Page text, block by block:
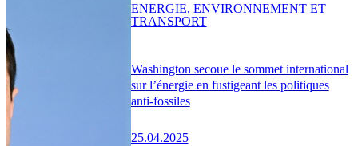
Washington secoue le sommet international
sur l’énergie en fustigeant les politiques
anti-fossiles
25.04.2025
ENERGIE, ENVIRONNEMENT ET
TRANSPORT